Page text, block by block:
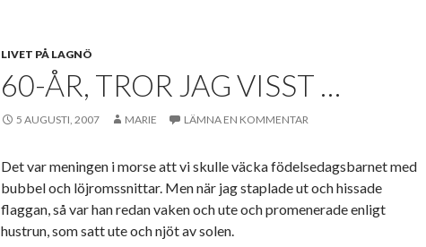
LIVET PÅ LAGNÖ
60-ÅR, TROR JAG VISST …
5 AUGUSTI, 2007 MARIE LÄMNA EN KOMMENTAR
Det var meningen i morse att vi skulle väcka födelsedagsbarnet med
bubbel och löjromssnittar. Men när jag staplade ut och hissade
flaggan, så var han redan vaken och ute och promenerade enligt
hustrun, som satt ute och njöt av solen.